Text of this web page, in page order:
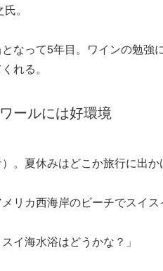
。
なって5年目。ワインの勉強
れる。
ールには好環境
。夏休みはどこか旅行に出か
カ西海岸のビーチでスイス
イ海水浴はどうかな？」